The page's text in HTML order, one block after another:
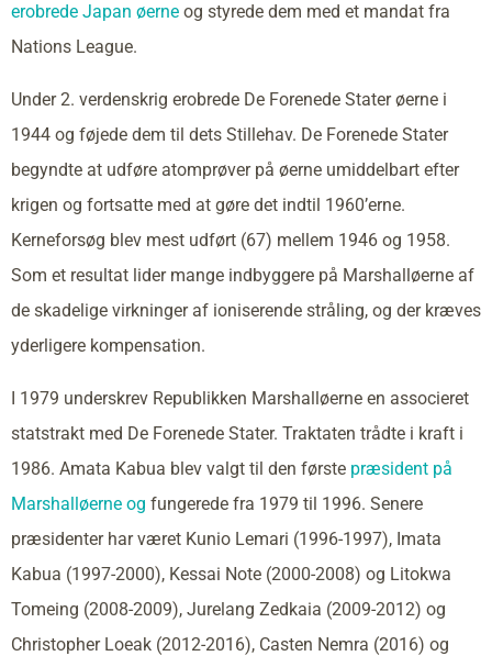
erobrede Japan øerne og styrede dem med et mandat fra
Nations League.
Under 2. verdenskrig erobrede De Forenede Stater øerne i
1944 og føjede dem til dets Stillehav. De Forenede Stater
begyndte at udføre atomprøver på øerne umiddelbart efter
krigen og fortsatte med at gøre det indtil 1960’erne.
Kerneforsøg blev mest udført (67) mellem 1946 og 1958.
Som et resultat lider mange indbyggere på Marshalløerne af
de skadelige virkninger af ioniserende stråling, og der kræves
yderligere kompensation.
I 1979 underskrev Republikken Marshalløerne en associeret
statstrakt med De Forenede Stater. Traktaten trådte i kraft i
1986. Amata Kabua blev valgt til den første præsident på
Marshalløerne og fungerede fra 1979 til 1996. Senere
præsidenter har været Kunio Lemari (1996-1997), Imata
Kabua (1997-2000), Kessai Note (2000-2008) og Litokwa
Tomeing (2008-2009), Jurelang Zedkaia (2009-2012) og
Christopher Loeak (2012-2016), Casten Nemra (2016) og